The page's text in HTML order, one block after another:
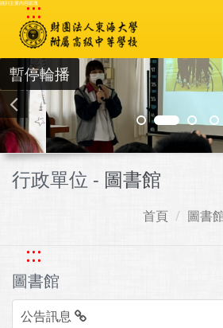
跳到主要內容區塊
:::
暫停輪播
圖書館
:::
圖書館